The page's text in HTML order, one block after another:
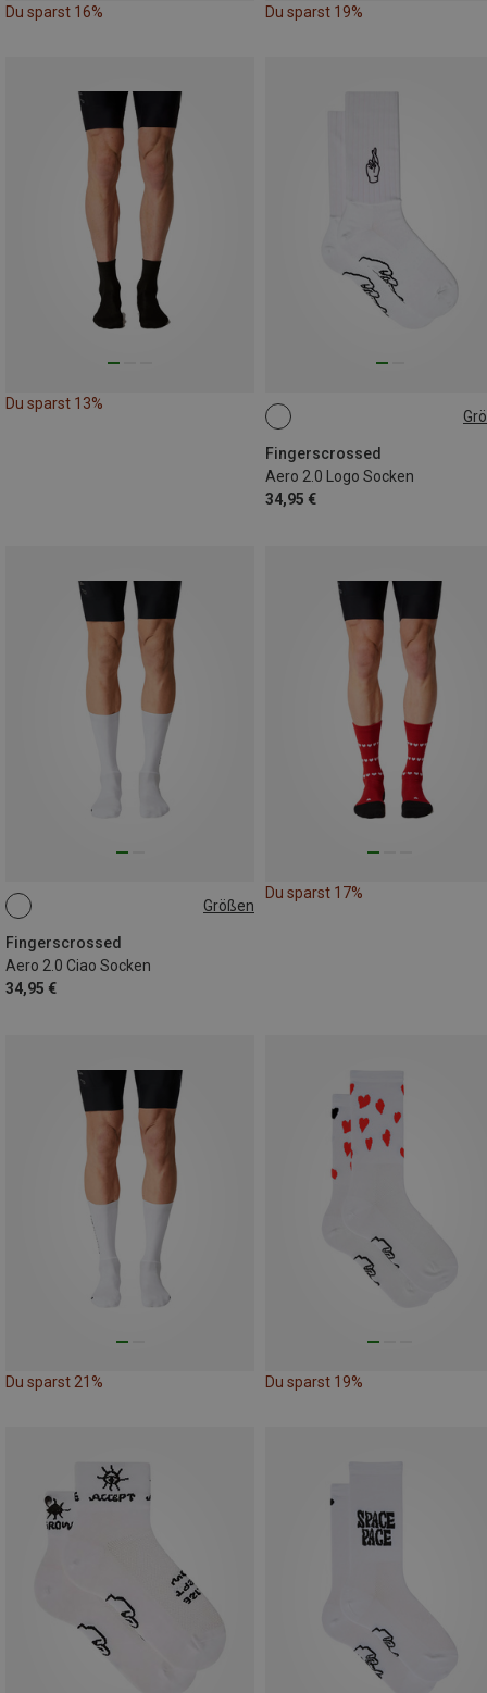
Du sparst 16% Du sparst 19%
Du sparst 13%
Fingerscrossed
Aero 2.0 Logo Socken
34,95 €
45|46|47
Größen
Fingerscrossed
Aero 2.0 Ciao Socken
34,95 €
35|36|37|38
Du sparst 17%
Du sparst 21% Du sparst 19%